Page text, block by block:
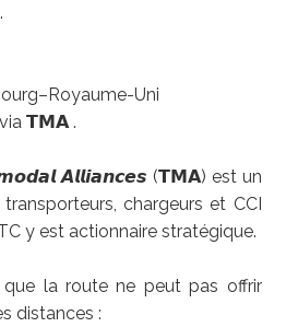
Uni
via 𝗧𝗠𝗔 .
𝘼𝙡𝙡𝙞𝙖𝙣𝙘𝙚𝙨 (𝗧𝗠𝗔) est un
chargeurs et CCI
y est actionnaire stratégique.
la route ne peut pas offrir
distances :